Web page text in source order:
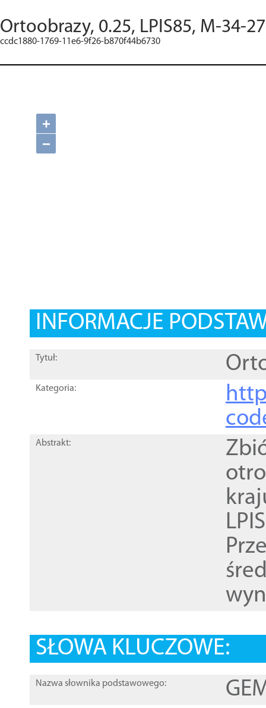
Ortoobrazy, 0.25, LPIS85, M-34-
ccdc1880-1769-11e6-9f26-b870f44b6730
+
−
INFORMACJE
Tytuł:
Kategoria:
Abstrakt:
SŁOWA KLUCZOWE:
Nazwa słownika podstawowego: